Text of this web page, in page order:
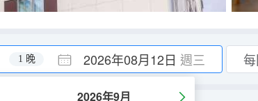
2026年08月12日 週三
1 晚
2026年9月